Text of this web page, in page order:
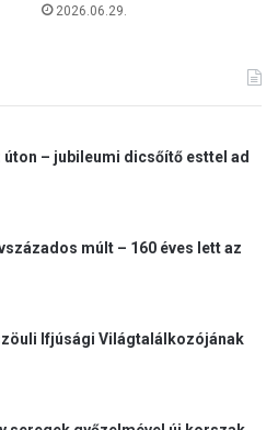
2026.06.29.
úton – jubileumi dicsőítő esttel ad
múlt – 160 éves lett az
Ifjúsági Világtalálkozójának